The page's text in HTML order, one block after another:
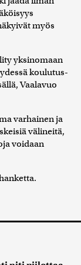
myös
yksinomaan
koulutus-
Vaalavuo
varhainen ja
välineitä,
voidaan